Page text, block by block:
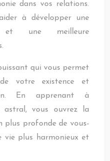
dans vos relations.
à développer une
et une meilleure
qui vous permet
votre existence et
En apprenant à
vous ouvrez la
plus profonde de vous-
vie plus harmonieux et